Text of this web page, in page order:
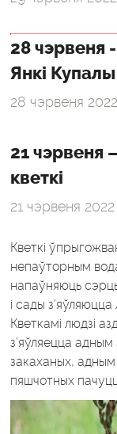
28 чэрвеня
Янкі Купалы
28 чэрвеня 2022
21 чэрвеня
кветкі
21 чэрвеня 2022
Кветкі
непаўторным
напаўняюць
і сады
Кветкамі людзі
з’яўляецца
закаханых,
пяшчотных